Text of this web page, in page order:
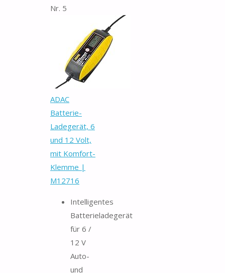
Nr. 5
ADAC
Batterie-
Ladegerät, 6
und 12 Volt,
mit Komfort-
Klemme |
M12716
Intelligentes
Batterieladegerät
für 6 /
12 V
Auto-
und